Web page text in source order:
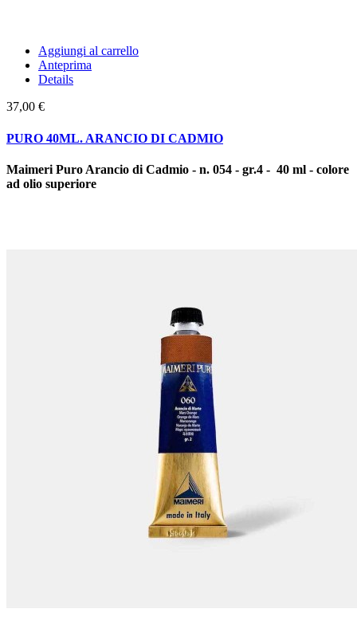
Aggiungi al carrello
Anteprima
Details
37,00 €
PURO 40ML. ARANCIO DI CADMIO
Maimeri Puro Arancio di Cadmio - n. 054 - gr.4 - 40 ml - colore
ad olio superiore